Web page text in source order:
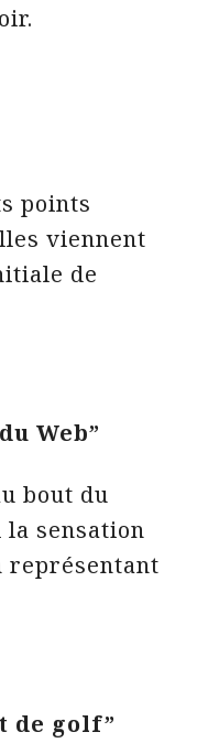
points
viennent
de
Web”
bout du
sensation
représentant
de golf”